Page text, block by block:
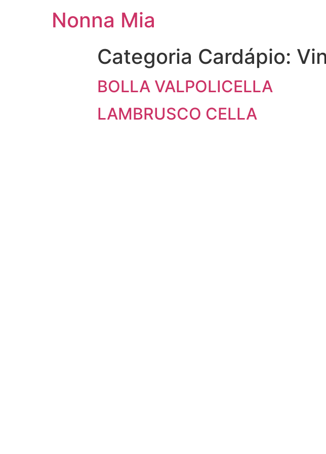
Nonna Mia
Categoria Cardápio:
BOLLA VALPOLICELLA
LAMBRUSCO CELLA